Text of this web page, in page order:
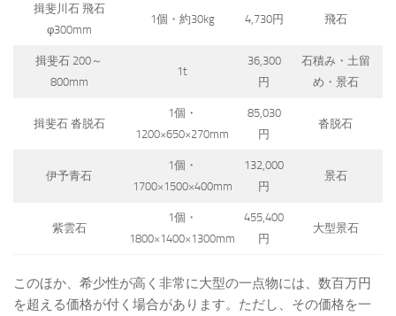
揖斐川石 飛石
φ300mm
1個・約30kg 4,730円 飛石
揖斐石 200～
800mm
1t
36,300
円
石積み・土留
め・景石
揖斐石 沓脱石
1個・
1200×650×270mm
85,030
円
沓脱石
伊予青石
1個・
1700×1500×400mm
132,000
円
景石
紫雲石
1個・
1800×1400×1300mm
455,400
円
大型景石
このほか、希少性が高く非常に大型の一点物には、数百万円
を超える価格が付く場合があります。ただし、その価格を一